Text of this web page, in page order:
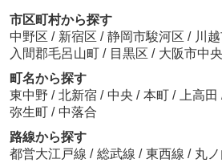
市区町村から探す
中野区 / 新宿区 / 静岡市駿河区 / 川
入間郡毛呂山町 / 目黒区 / 大阪市中
町名から探す
東中野 / 北新宿 / 中央 / 本町 / 上高田
弥生町 / 中落合
路線から探す
都営大江戸線 / 総武線 / 東西線 / 丸